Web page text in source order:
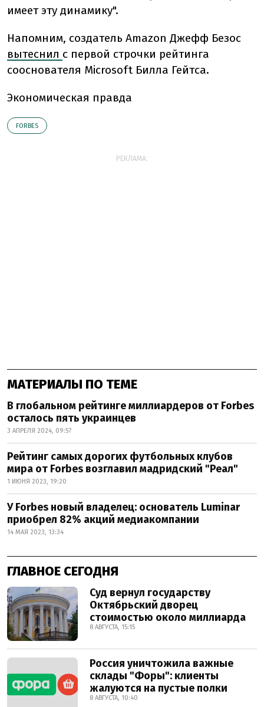
имеет эту динамику".
Напомним, создатель Amazon Джефф Безос
вытеснил с первой строчки рейтинга
сооснователя Microsoft Билла Гейтса.
Экономическая правда
FORBES
РЕКЛАМА:
МАТЕРИАЛЫ ПО ТЕМЕ
В глобальном рейтинге миллиардеров от Forbes
осталось пять украинцев
3 АПРЕЛЯ 2024, 09:57
Рейтинг самых дорогих футбольных клубов
мира от Forbes возглавил мадридский "Реал"
1 ИЮНЯ 2023, 19:20
У Forbes новый владелец: основатель Luminar
приобрел 82% акций медиакомпании
14 МАЯ 2023, 13:34
ГЛАВНОЕ СЕГОДНЯ
Суд вернул государству
Октябрьский дворец
стоимостью около миллиарда
8 АВГУСТА, 15:15
Россия уничтожила важные
склады "Форы": клиенты
жалуются на пустые полки
8 АВГУСТА, 10:40